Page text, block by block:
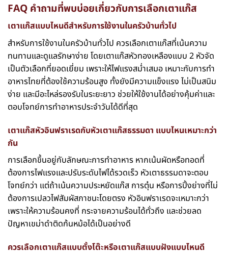
FAQ คำถามที่พบบ่อยเกี่ยวกับการเลือกเตาแก๊ส
เตาแก๊สแบบไหนดีสำหรับการใช้งานในครัวบ้านทั่วไป
สำหรับการใช้งานในครัวบ้านทั่วไป ควรเลือกเตาแก๊สที่เน้นความ
ทนทานและดูแลรักษาง่าย โดยเตาแก๊สหัวทองเหลืองแบบ 2 หัวจัด
เป็นตัวเลือกที่ยอดเยี่ยม เพราะให้ไฟแรงสม่ำเสมอ เหมาะกับการทำ
อาหารไทยที่ต้องใช้ความร้อนสูง ทั้งยังมีความแข็งแรง ไม่เป็นสนิม
ง่าย และมีอะไหล่รองรับในระยะยาว ช่วยให้ใช้งานได้อย่างคุ้มค่าและ
ตอบโจทย์การทำอาหารประจำวันได้ดีที่สุด
เตาแก๊สหัวอินฟราเรดกับหัวเตาแก๊สธรรมดา แบบไหนเหมาะกว่า
กัน
การเลือกขึ้นอยู่กับลักษณะการทำอาหาร หากเน้นผัดหรือทอดที่
ต้องการไฟแรงและปรับระดับไฟได้รวดเร็ว หัวเตาธรรมดาจะตอบ
โจทย์กว่า แต่ถ้าเน้นความประหยัดแก๊ส การตุ๋น หรือการปิ้งย่างที่ไม่
ต้องการเปลวไฟสัมผัสภาชนะโดยตรง หัวอินฟราเรดจะเหมาะกว่า
เพราะให้ความร้อนคงที่ กระจายความร้อนได้ทั่วถึง และช่วยลด
ปัญหาเขม่าดำติดก้นหม้อได้เป็นอย่างดี
ควรเลือกเตาแก๊สแบบตั้งโต๊ะหรือเตาแก๊สแบบฝังแบบไหนดี